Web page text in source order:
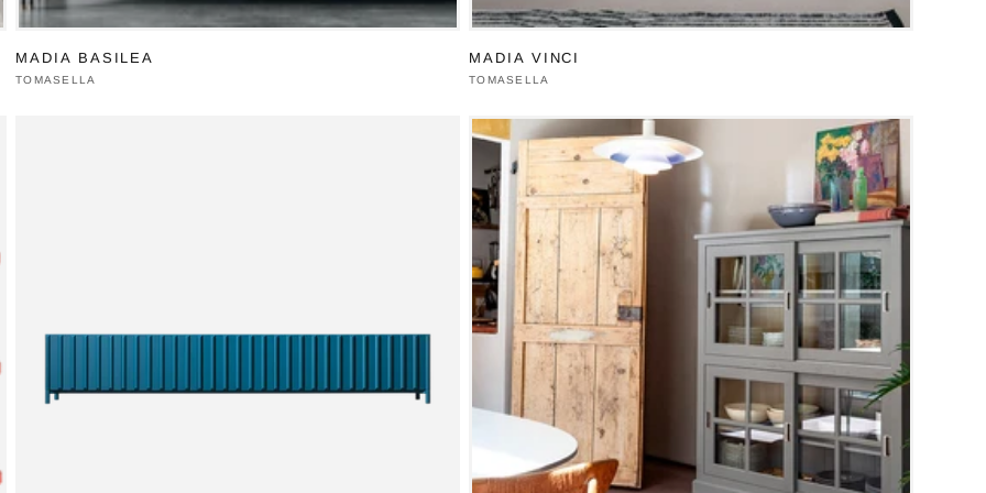
MADIA BASILEA
Produttore:
TOMASELLA
MADIA VINCI
Produttore:
TOMASELLA